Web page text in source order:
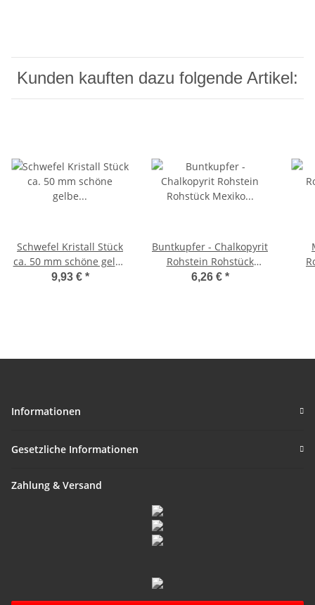
Kunden kauften dazu folgende Artikel:
Schwefel Kristall Stück
ca. 50 mm schöne gelbe
Farbe
9,93 € *
Buntkupfer - Chalkopyrit
Rohstein Rohstück
Mexiko schimmerndes
6,26 € *
Informationen
Gesetzliche Informationen
Zahlung & Versand